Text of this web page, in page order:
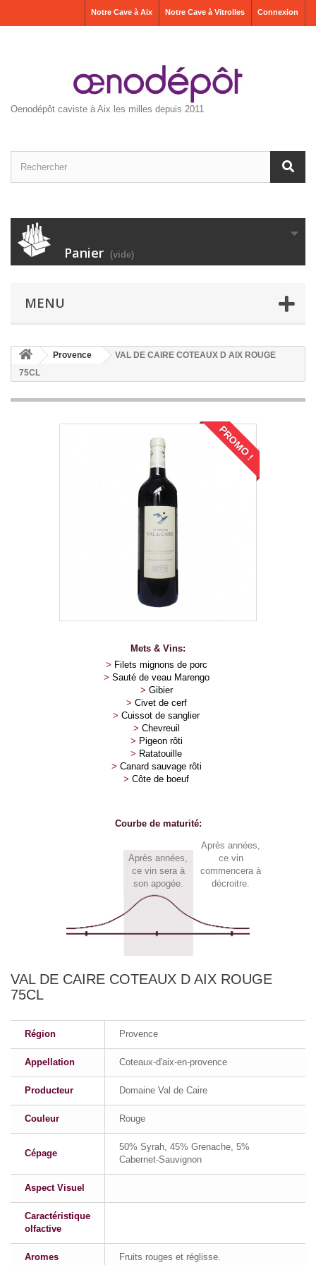
Connexion
Notre Cave à Vitrolles
Notre Cave à Aix
Oenodépôt caviste à Aix les milles depuis 2011
Panier (vide)
MENU
Provence
VAL DE CAIRE COTEAUX D AIX ROUGE
75CL
PROMO !
Mets & Vins:
> Filets mignons de porc
> Sauté de veau Marengo
> Gibier
> Civet de cerf
> Cuissot de sanglier
> Chevreuil
> Pigeon rôti
> Ratatouille
> Canard sauvage rôti
> Côte de boeuf
Courbe de maturité:
Après années,
ce vin sera à
son apogée.
Après années,
ce vin
commencera à
décroitre.
VAL DE CAIRE COTEAUX D AIX ROUGE
75CL
Région Provence
Appellation Coteaux-d'aix-en-provence
Producteur Domaine Val de Caire
Couleur Rouge
Cépage
50% Syrah, 45% Grenache, 5%
Cabernet-Sauvignon
Aspect Visuel
Caractéristique
olfactive
Aromes Fruits rouges et réglisse.